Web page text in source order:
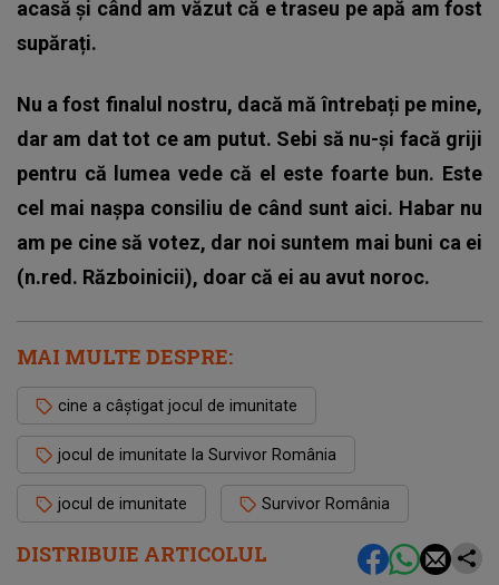
DISTRIBUIE ARTICOLUL
acasă și când am văzut că e traseu pe apă am fost
supărați.
Nu a fost finalul nostru, dacă mă întrebați pe mine,
dar am dat tot ce am putut. Sebi să nu-și facă griji
pentru că lumea vede că el este foarte bun. Este
cel mai nașpa consiliu de când sunt aici. Habar nu
am pe cine să votez, dar noi suntem mai buni ca ei
(n.red. Războinicii), doar că ei au avut noroc.
MAI MULTE DESPRE:
cine a câștigat jocul de imunitate
jocul de imunitate la Survivor România
jocul de imunitate Survivor România